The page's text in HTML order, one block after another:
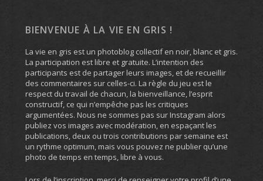
BIENVENUE À LA VIE EN GRIS !
La vie en gris est un photoblog collectif en noir, blanc et gris.
La participation est libre et gratuite. L’intention des
participants est de partager leurs images, et de recueillir
des commentaires sur celles-ci. La règle du jeu est le
respect du travail de chacun, la bienveillance, l’esprit
constructif, ce qui n’empêche pas les critiques
argumentées. Nous ne sommes pas sur Instagram alors
publiez vos images avec modération, en espaçant les
publications, deux ou trois contributions par semaine est
un rythme optimum, mais vous pouvez ne publier qu’une
photo de temps en temps, libre à vous.